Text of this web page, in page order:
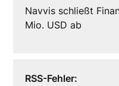
Navvis schließt
Mio. USD ab
RSS-Fehler: